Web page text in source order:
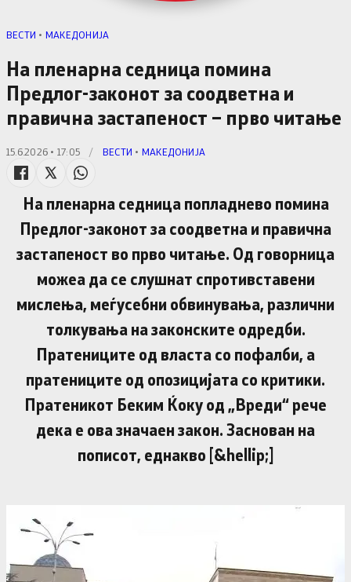
ВЕСТИ • МАКЕДОНИЈА
На пленарна седница помина
Предлог-законот за соодветна и
правична застапеност – прво читање
15.6.2026 • 17:05 / ВЕСТИ • МАКЕДОНИЈА
На пленарна седница попладнево помина
Предлог-законот за соодветна и правична
застапеност во прво читање. Од говорница
можеа да се слушнат спротивставени
мислења, меѓусебни обвинувања, различни
толкувања на законските одредби.
Пратениците од власта со пофалби, а
пратениците од опозицијата со критики.
Пратеникот Беким Ќоку од „Вреди“ рече
дека е ова значаен закон. Заснован на
пописот, еднакво [&hellip;]